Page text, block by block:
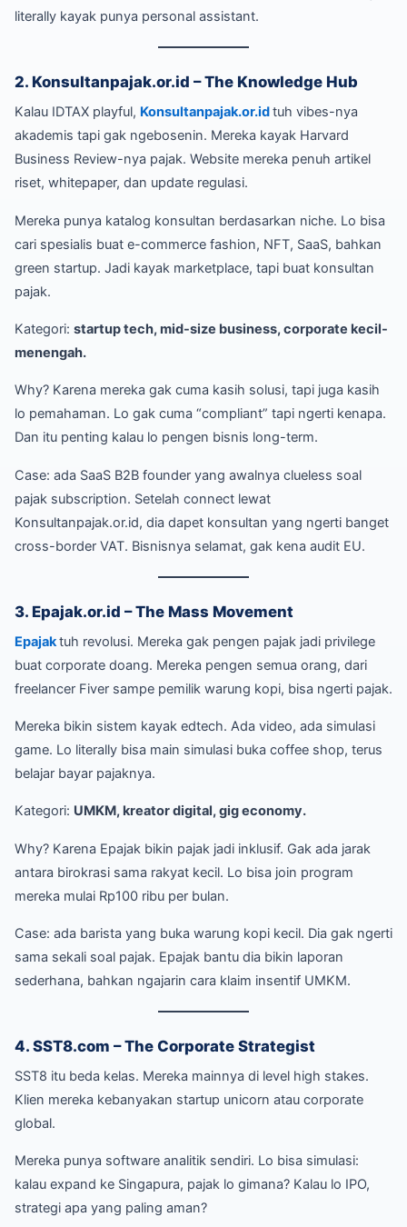
literally kayak punya personal assistant.
2. Konsultanpajak.or.id – The Knowledge Hub
Kalau IDTAX playful, Konsultanpajak.or.idtuh vibes-nya
akademis tapi gak ngebosenin. Mereka kayak Harvard
Business Review-nya pajak. Website mereka penuh artikel
riset, whitepaper, dan update regulasi.
Mereka punya katalog konsultan berdasarkan niche. Lo bisa
cari spesialis buat e-commerce fashion, NFT, SaaS, bahkan
green startup. Jadi kayak marketplace, tapi buat konsultan
pajak.
Kategori: startup tech, mid-size business, corporate kecil-
menengah.
Why? Karena mereka gak cuma kasih solusi, tapi juga kasih
lo pemahaman. Lo gak cuma “compliant” tapi ngerti kenapa.
Dan itu penting kalau lo pengen bisnis long-term.
Case: ada SaaS B2B founder yang awalnya clueless soal
pajak subscription. Setelah connect lewat
Konsultanpajak.or.id, dia dapet konsultan yang ngerti banget
cross-border VAT. Bisnisnya selamat, gak kena audit EU.
3. Epajak.or.id – The Mass Movement
Epajaktuh revolusi. Mereka gak pengen pajak jadi privilege
buat corporate doang. Mereka pengen semua orang, dari
freelancer Fiver sampe pemilik warung kopi, bisa ngerti pajak.
Mereka bikin sistem kayak edtech. Ada video, ada simulasi
game. Lo literally bisa main simulasi buka coffee shop, terus
belajar bayar pajaknya.
Kategori: UMKM, kreator digital, gig economy.
Why? Karena Epajak bikin pajak jadi inklusif. Gak ada jarak
antara birokrasi sama rakyat kecil. Lo bisa join program
mereka mulai Rp100 ribu per bulan.
Case: ada barista yang buka warung kopi kecil. Dia gak ngerti
sama sekali soal pajak. Epajak bantu dia bikin laporan
sederhana, bahkan ngajarin cara klaim insentif UMKM.
4. SST8.com – The Corporate Strategist
SST8 itu beda kelas. Mereka mainnya di level high stakes.
Klien mereka kebanyakan startup unicorn atau corporate
global.
Mereka punya software analitik sendiri. Lo bisa simulasi:
kalau expand ke Singapura, pajak lo gimana? Kalau lo IPO,
strategi apa yang paling aman?